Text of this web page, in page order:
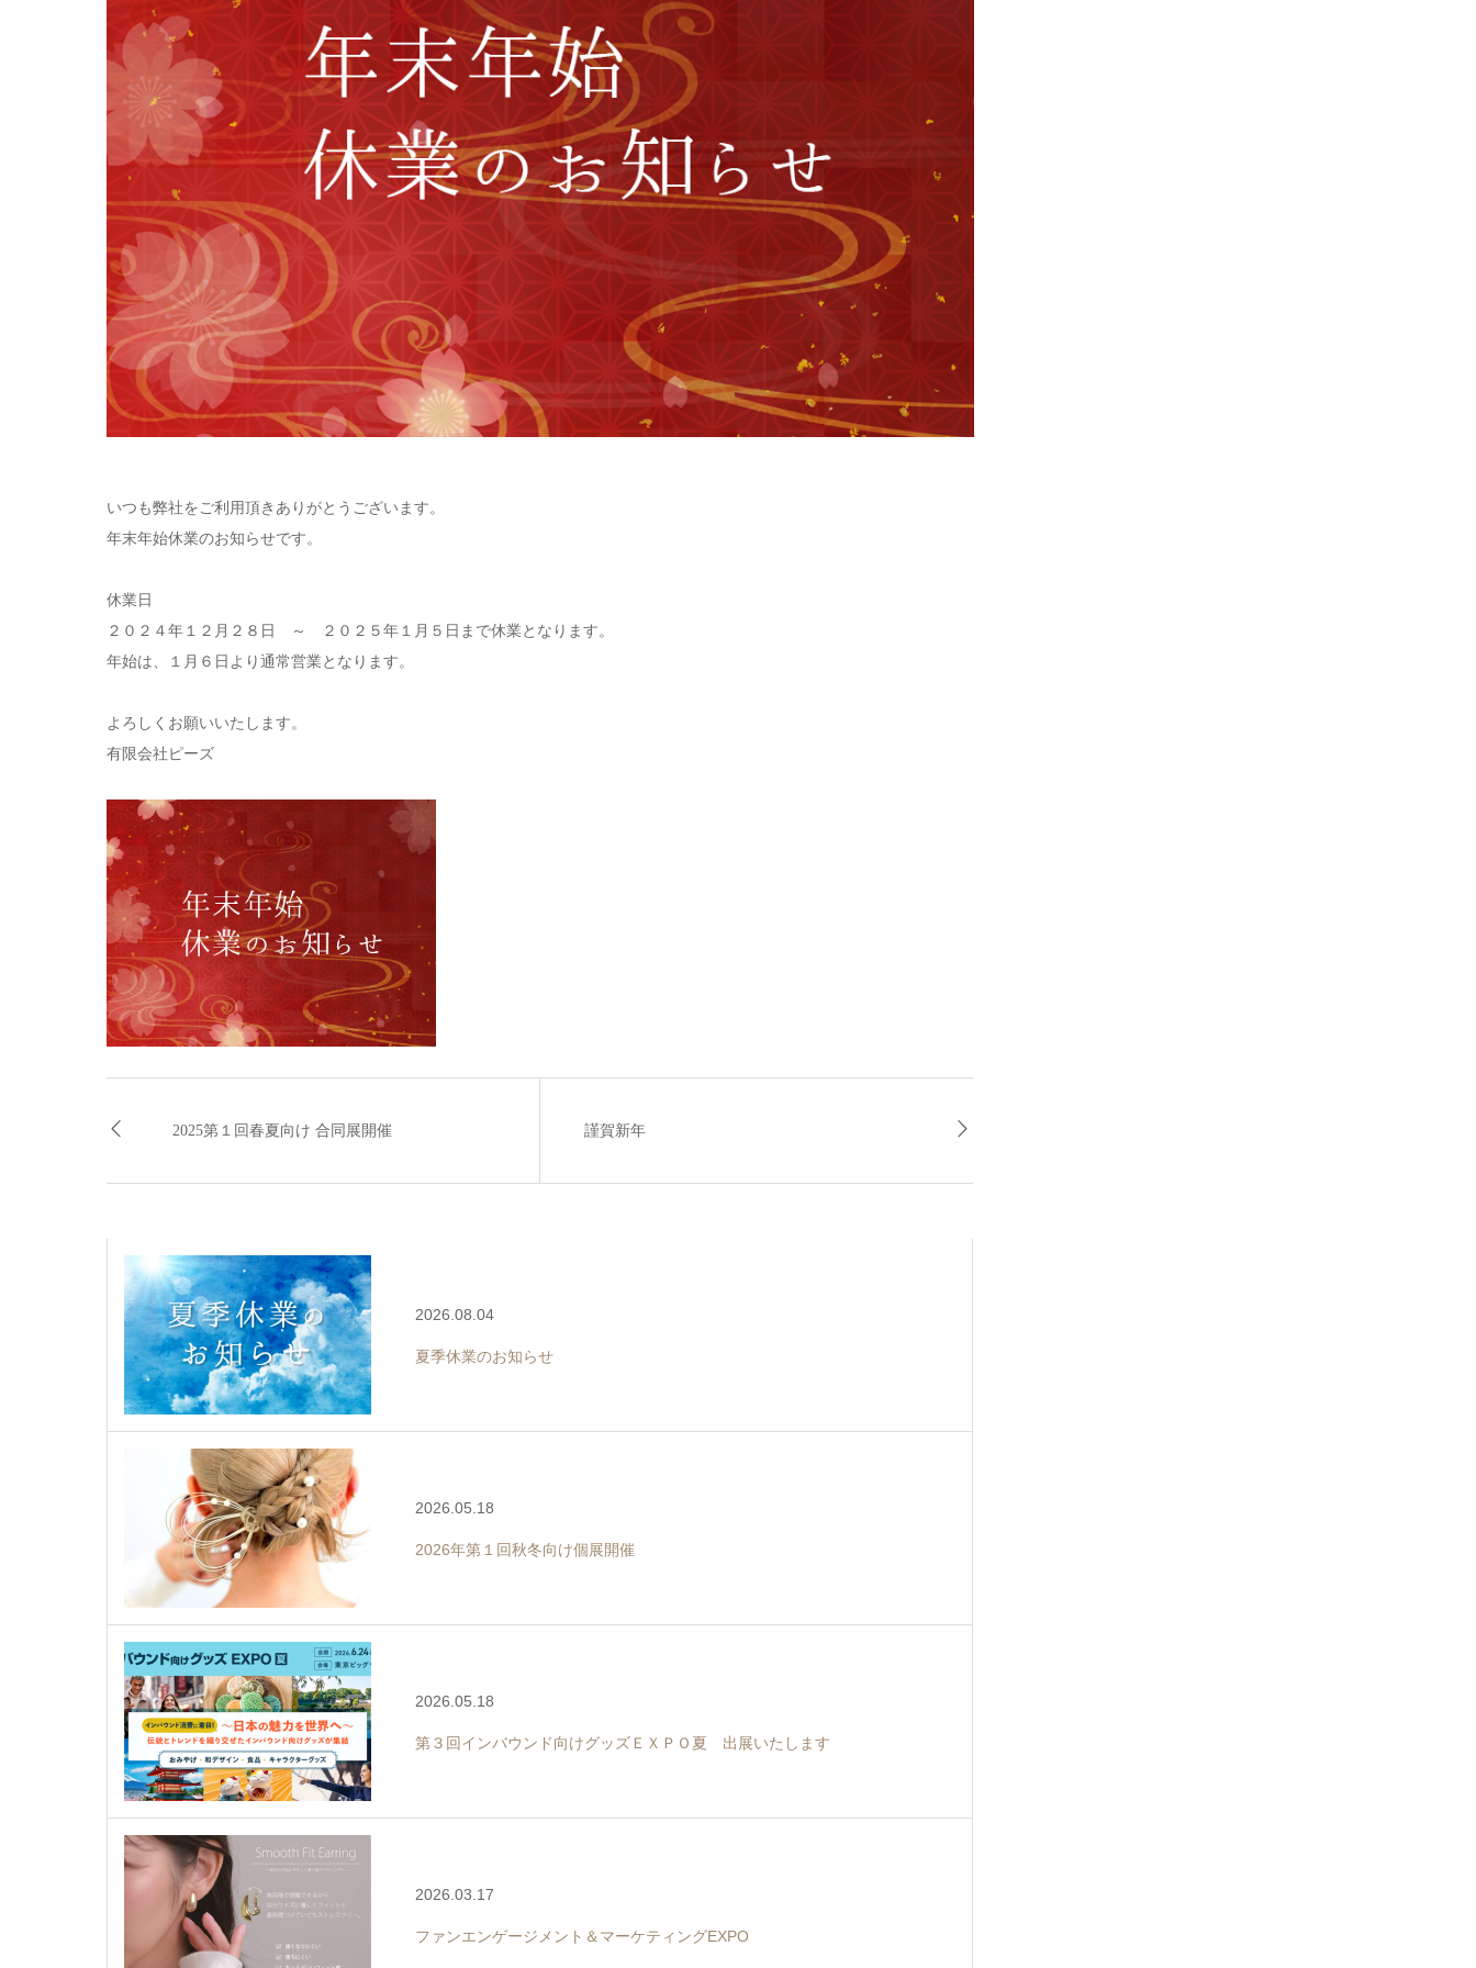
いつも弊社をご利用頂きありがとうございます。
年末年始休業のお知らせです。
休業日
２０２４年１２月２８日 ～ ２０２５年１月５日まで休業となります。
年始は、１月６日より通常営業となります。
よろしくお願いいたします。
有限会社ピーズ
2025第１回春夏向け 合同展開催 謹賀新年
2026.08.04
夏季休業のお知らせ
2026.05.18
2026年第１回秋冬向け個展開催
2026.05.18
第３回インバウンド向けグッズＥＸＰＯ夏 出展いたします
2026.03.17
ファンエンゲージメント＆マーケティングEXPO